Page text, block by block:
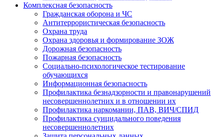
Комплексная безопасность
Гражданская оборона и ЧС
Антитеррористическая безопасность
Охрана труда
Охрана здоровья и формирование ЗОЖ
Дорожная безопасность
Пожарная безопасность
Социально-психологическое тестирование
обучающихся
Информационная безопасность
Профилактика безнадзорности и правонарушений
несовершеннолетних и в отношении их
Профилактика наркомании, ПАВ, ВИЧ/СПИД
Профилактика суицидального поведения
несовершеннолетних